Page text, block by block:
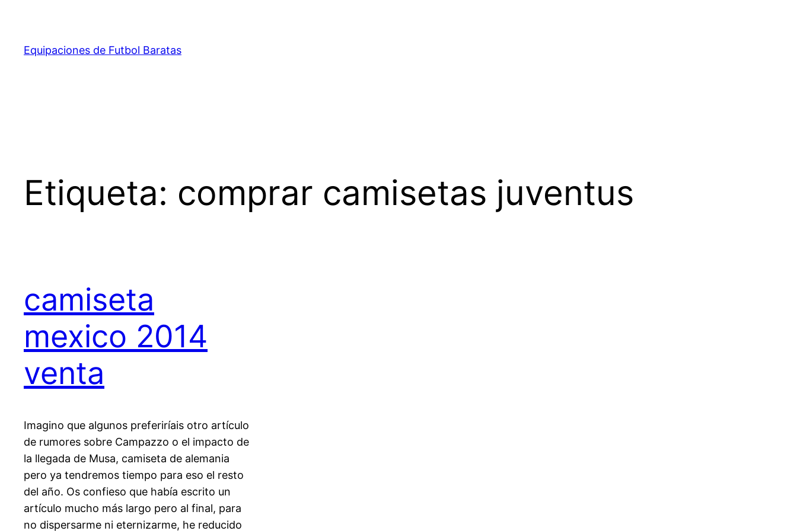
contenido
Equipaciones de Futbol Baratas
Etiqueta: comprar camisetas juventus
camiseta
mexico 2014
venta
Imagino que algunos preferiríais otro artículo
de rumores sobre Campazzo o el impacto de
la llegada de Musa, camiseta de alemania
pero ya tendremos tiempo para eso el resto
del año. Os confieso que había escrito un
artículo mucho más largo pero al final, para
no dispersarme ni eternizarme, he reducido